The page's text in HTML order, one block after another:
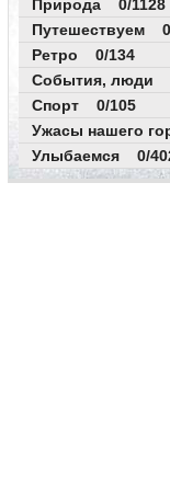
Природа 0/1128
Путешествуем
Ретро 0/134
События, люди
Спорт 0/105
Ужасы нашего
Улыбаемся 0/